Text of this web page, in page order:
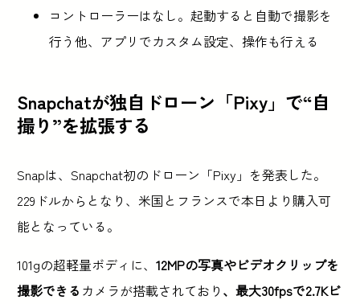
コントローラーはなし。起動すると自動で撮影を
行う他、アプリでカスタム設定、操作も行える
Snapchatが独自ドローン「Pixy」で“自
撮り”を拡張する
Snapは、Snapchat初のドローン「Pixy」を発表した。
229ドルからとなり、米国とフランスで本日より購入可
能となっている。
101gの超軽量ボディに、12MPの写真やビデオクリップを
撮影できる カメラが搭載されており 、最大30fpsで2.7Kビ